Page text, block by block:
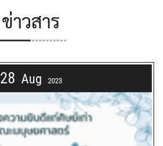
ข่าวสาร
28 Aug 2023